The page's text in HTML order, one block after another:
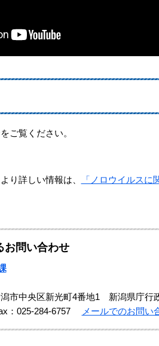
ご覧ください。
り詳しい情報は、 「ノロウイルスに
お問い合わせ
市中央区新光町4番地1 新潟県庁行
：025-284-6757 メールでのお問い